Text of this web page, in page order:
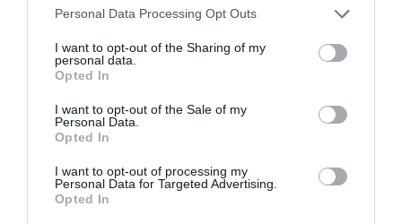
Please note that this website/app uses one or more Google
not limited to your visit or usage behaviour. You may click to
grant or deny consent to Google and its third-party tags to
use your data for below specified purposes in below Google
consent section.
Personal Data Processing Opt Outs
I want to opt-out of the Sharing of my
personal data.
Opted In
I want to opt-out of the Sale of my
Personal Data.
Opted In
I want to opt-out of processing my
Personal Data for Targeted Advertising.
Opted In
Αποκλειστικό DEBATER: Σε αυτό το
κανάλι πηγαίνει η Μίνα Καραμήτρου –
Τι εκπομπή θα παρουσιάζει
την παραίτησή της από το Open
ΡΟΗ ΕΙΔΗΣΕΩΝ